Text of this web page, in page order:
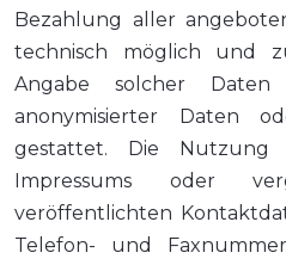
Bezahlung aller
technisch möglich und
Angabe solcher
anonymisierter Daten
gestattet. Die
Impressums oder
veröffentlichten
Telefon- und